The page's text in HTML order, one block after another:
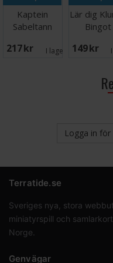
Kaptein
Sabeltann
- NORSK
217 SEK I lager:
Lär dig
Bingot
149 SEK
Logga in
Terratide.se
Sveriges nya, stora
miniatyrspill och
Norge.
Genvägar